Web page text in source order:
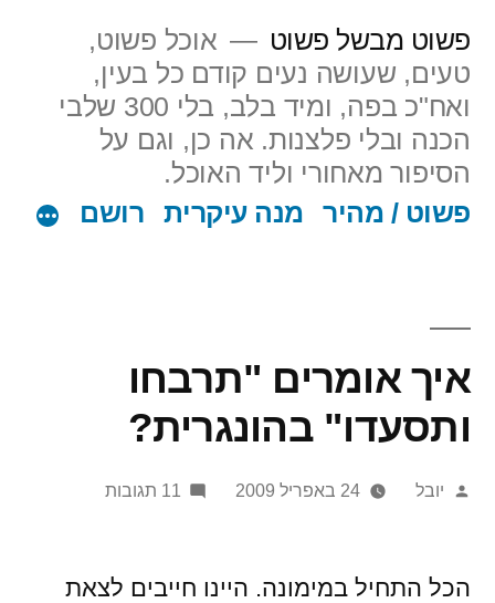
לתוכן
פשוט מבשל פשוט
אוכל פשוט,
טעים, שעושה נעים קודם כל בעין,
ואח"כ בפה, ומיד בלב, בלי 300 שלבי
הכנה ובלי פלצנות. אה כן, וגם על
הסיפור מאחורי וליד האוכל.
פשוט / מהיר
מנה עיקרית רושם
איך אומרים "תרבחו
ותסעדו" בהונגרית?
פורסם
יובל 24 באפריל 2009 11 תגובות
על
"תרבחו
הכל התחיל במימונה. היינו חייבים לצאת